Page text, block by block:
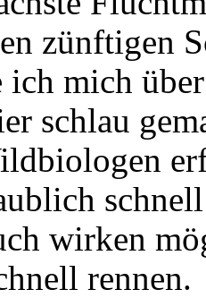
zünftigen
ich mich
schlau
wirken
rennen.